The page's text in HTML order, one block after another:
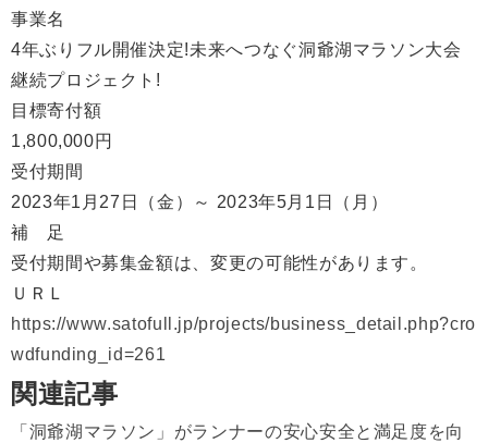
事業名
4年ぶりフル開催決定!未来へつなぐ洞爺湖マラソン大会
継続プロジェクト!
目標寄付額
1,800,000円
受付期間
2023年1月27日（金）～ 2023年5月1日（月）
補 足
受付期間や募集金額は、変更の可能性があります。
ＵＲＬ
https://www.satofull.jp/projects/business_detail.php?cro
wdfunding_id=261
関連記事
「洞爺湖マラソン」がランナーの安心安全と満足度を向